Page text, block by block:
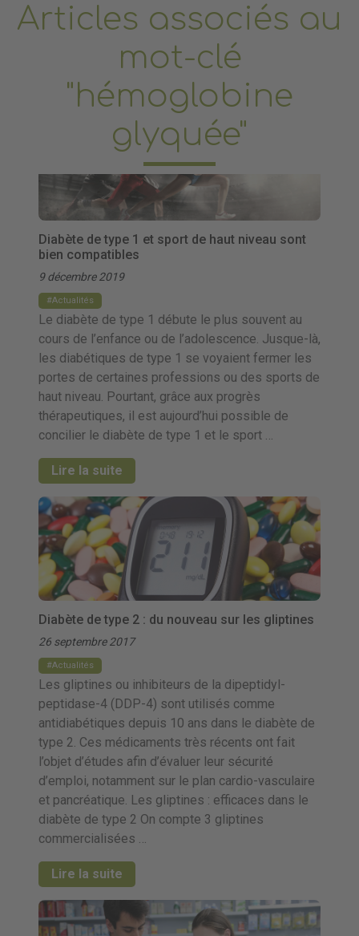
Articles associés au
mot-clé
"hémoglobine
glyquée"
Diabète de type 1 et sport de haut niveau sont
bien compatibles
9 décembre 2019
Actualités
Le diabète de type 1 débute le plus souvent au
cours de l’enfance ou de l’adolescence. Jusque-là,
les diabétiques de type 1 se voyaient fermer les
portes de certaines professions ou des sports de
haut niveau. Pourtant, grâce aux progrès
thérapeutiques, il est aujourd’hui possible de
concilier le diabète de type 1 et le sport …
Lire la suite
Diabète de type 2 : du nouveau sur les gliptines
26 septembre 2017
Actualités
Les gliptines ou inhibiteurs de la dipeptidyl-
peptidase-4 (DDP-4) sont utilisés comme
antidiabétiques depuis 10 ans dans le diabète de
type 2. Ces médicaments très récents ont fait
l’objet d’études afin d’évaluer leur sécurité
d’emploi, notamment sur le plan cardio-vasculaire
et pancréatique. Les gliptines : efficaces dans le
diabète de type 2 On compte 3 gliptines
commercialisées …
Lire la suite